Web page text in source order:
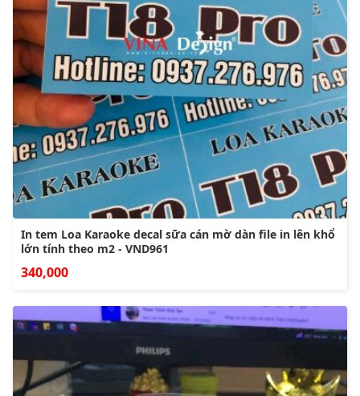
In tem Loa Karaoke decal sữa cán mờ dàn file in lên khổ
lớn tính theo m2 - VND961
340,000